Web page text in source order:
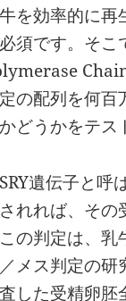
を効率的に
須です。そ
の配列を何
どうかをテス
遺伝子と呼
れれば、そ
の判定は、
メス判定の
した受精卵